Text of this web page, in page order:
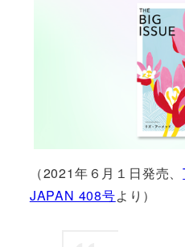
（2021年６月１日発売、
JAPAN 408号より）